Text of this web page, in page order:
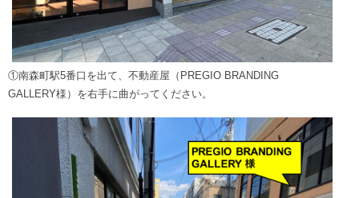
①南森町駅5番口を出て、不動産屋（PREGIO BRANDING
GALLERY様）を右手に曲がってください。